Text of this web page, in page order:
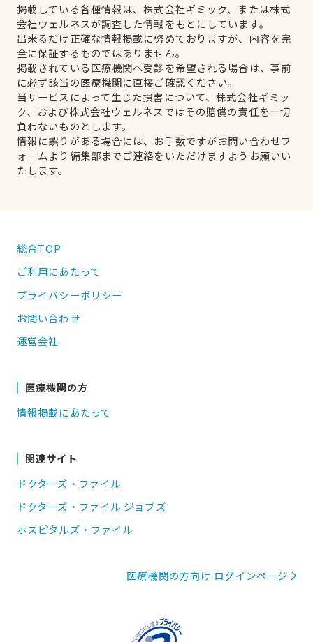
掲載している各種情報は、株式会社ギミック、または株式
会社ウェルネスが調査した情報をもとにしています。
出来るだけ正確な情報掲載に努めておりますが、内容を完
全に保証するものではありません。
掲載されている医療機関へ受診を希望される場合は、事前
に必ず該当の医療機関に直接ご確認ください。
当サービスによって生じた損害について、株式会社ギミッ
ク、および株式会社ウェルネスではその賠償の責任を一切
負わないものとします。
情報に誤りがある場合には、お手数ですがお問い合わせフ
ォームより編集部までご連絡をいただけますようお願いい
たします。
総合TOP
ご利用にあたって
プライバシーポリシー
お問い合わせ
運営会社
医療機関の方
情報掲載にあたって
関連サイト
ドクターズ・ファイル
ドクターズ・ファイル ジョブズ
ホスピタルズ・ファイル
医療機関の方向け ログインページ